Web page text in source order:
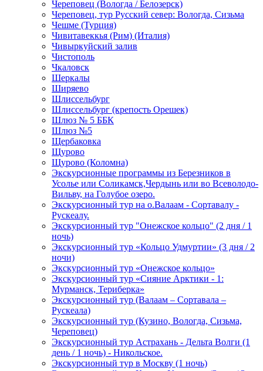
Череповец (Вологда / Белозерск)
Череповец, тур Русский север: Вологда, Сизьма
Чешме (Турция)
Чивитавеккья (Рим) (Италия)
Чивыркуйский залив
Чистополь
Чкаловск
Шеркалы
Ширяево
Шлиссельбург
Шлиссельбург (крепость Орешек)
Шлюз № 5 ББК
Шлюз №5
Щербаковка
Щурово
Щурово (Коломна)
Экскурсионные программы из Березников в
Усолье или Соликамск,Чердынь или во Всеволодо-
Вильву, на Голубое озеро.
Экскурсионный тур на о.Валаам - Сортавалу -
Рускеалу.
Экскурсионный тур "Онежское кольцо" (2 дня / 1
ночь)
Экскурсионный тур «Кольцо Удмуртии» (3 дня / 2
ночи)
Экскурсионный тур «Онежское кольцо»
Экскурсионный тур «Сияние Арктики - 1:
Мурманск, Териберка»
Экскурсионный тур (Валаам – Сортавала –
Рускеала)
Экскурсионный тур (Кузино, Вологда, Сизьма,
Череповец)
Экскурсионный тур Астрахань - Дельта Волги (1
день / 1 ночь) - Никольское.
Экскурсионный тур в Москву (1 ночь)